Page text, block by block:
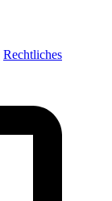
Rechtliches